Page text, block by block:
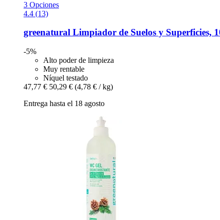
3 Opciones
4.4 (13)
greenatural Limpiador de Suelos y Superficies,
-5%
Alto poder de limpieza
Muy rentable
Níquel testado
47,77 € 50,29 € (4,78 € / kg)
Entrega hasta el 18 agosto